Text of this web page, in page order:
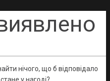
нічого, що б відповідало